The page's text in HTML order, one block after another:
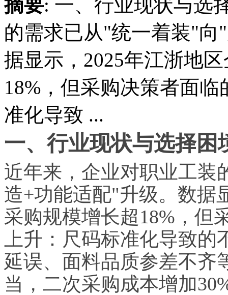
摘要: 一、行业现状与选
的需求已从"统一着装"
据显示，2025年江浙地
18%，但采购决策者面
准化导致 ...
一、行业现状与选择困
近年来，企业对职业工装
造+功能适配"升级。数据
采购规模增长超18%，但
上升：尺码标准化导致
延误、面料品质参差不齐
当，二次采购成本增加